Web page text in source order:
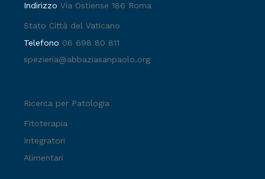
IndirizzoVia Ostiense 186 Roma
Stato Città del Vaticano
Telefono 06 698 80 811
spezieria@abbaziasanpaolo.org
Ricerca per Patologia
Fitoterapia
Integratori
Alimentari